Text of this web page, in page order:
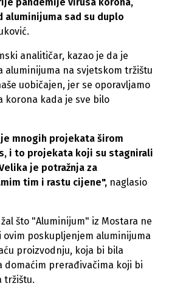
aluminijuma sad su duplo
analitičar, kazao je da je
aluminijuma na svjetskom tržištu
uobičajen, jer se oporavljamo
korona kada je sve bilo
mnogih projekata širom
i to projekata koji su stagnirali
je potražnja za
tim i rastu cijene", naglasio
što "Aluminijum" iz Mostara ne
ovim poskupljenjem aluminijuma
proizvodnju, koja bi bila
domaćim prerađivačima koji bi
tržištu.